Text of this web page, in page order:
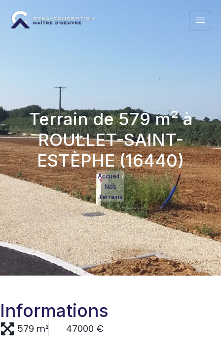
Terrain de 579 m² à
ROULLET-SAINT-
ESTÈPHE (16440)
Accueil/
Nos
Terrains
Informations
579 m² 47000 €